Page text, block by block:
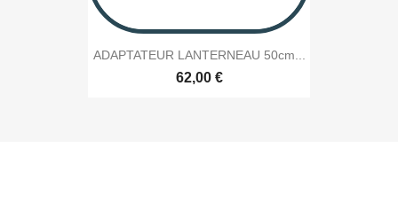
ADAPTATEUR LANTERNEAU 50cm...
62,00 €